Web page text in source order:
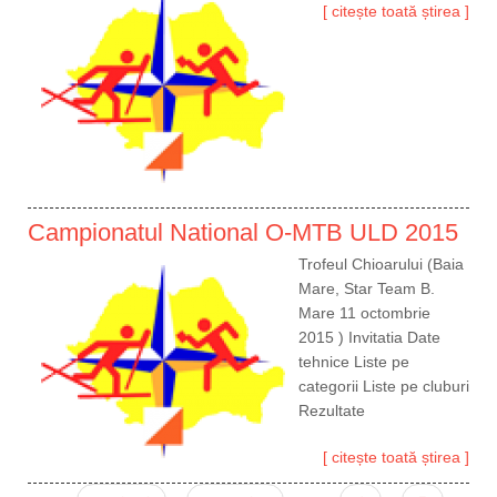
[ citește toată știrea ]
Campionatul National O-MTB ULD 2015
Trofeul Chioarului (Baia
Mare, Star Team B.
Mare 11 octombrie
2015 ) Invitatia Date
tehnice Liste pe
categorii Liste pe cluburi
Rezultate
[ citește toată știrea ]